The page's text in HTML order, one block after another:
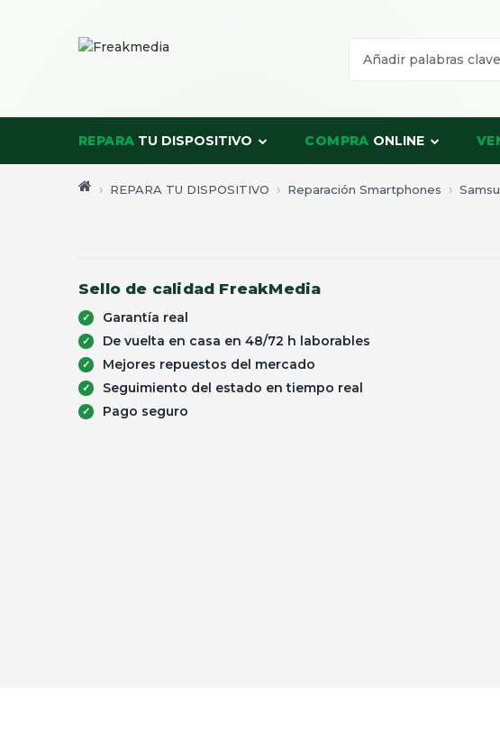
REPARA TU DISPOSITIVO COMPRA ONLINE
REPARA TU DISPOSITIVO Reparación Smartphones
Sello de calidad FreakMedia
Garantía real
De vuelta en casa en 48/72 h laborables
Mejores repuestos del mercado
Seguimiento del estado en tiempo real
Pago seguro